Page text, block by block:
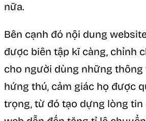
nữa.
Bên cạnh đó nội dung
được biên tập kĩ càng, chỉnh
cho người dùng những thông
hứng thú, cảm giác họ được
trọng, từ đó tạo dựng lòng